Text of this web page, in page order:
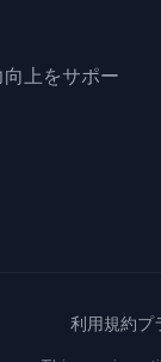
上をサポー
利用規約プ